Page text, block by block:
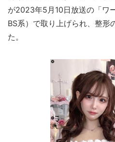
が2023年5月10日放送の「ワ
BS系）で取り上げられ、整形
た。